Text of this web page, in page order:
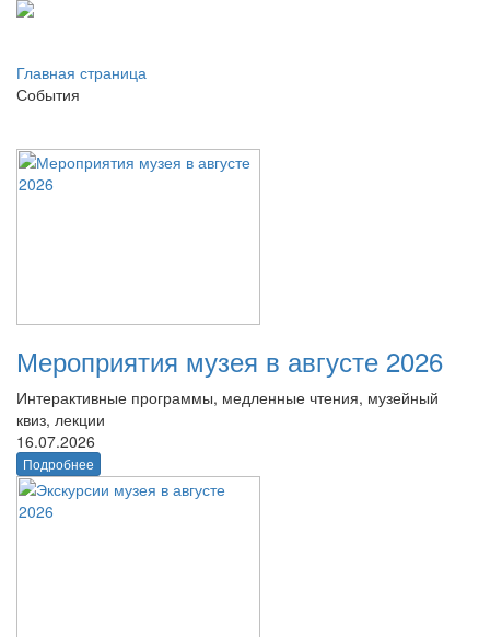
Главная страница
События
Мероприятия музея в августе 2026
Интерактивные программы, медленные чтения, музейный
квиз, лекции
16.07.2026
Подробнее